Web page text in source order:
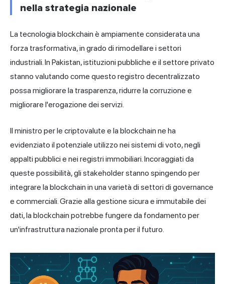
nella strategia nazionale
La tecnologia blockchain è ampiamente considerata una
forza trasformativa, in grado di rimodellare i settori
industriali. In Pakistan, istituzioni pubbliche e il settore privato
stanno valutando come questo registro decentralizzato
possa migliorare la trasparenza, ridurre la corruzione e
migliorare l'erogazione dei servizi.
Il ministro per le criptovalute e la blockchain ne ha
evidenziato il potenziale utilizzo nei sistemi di voto, negli
appalti pubblici e nei registri immobiliari. Incoraggiati da
queste possibilità, gli stakeholder stanno spingendo per
integrare la blockchain in una varietà di settori di governance
e commerciali. Grazie alla gestione sicura e immutabile dei
dati, la blockchain potrebbe fungere da fondamento per
un'infrastruttura nazionale pronta per il futuro.